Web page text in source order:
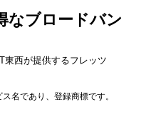
なブロードバン
東西が提供するフレッツ
名であり、登録商標です。